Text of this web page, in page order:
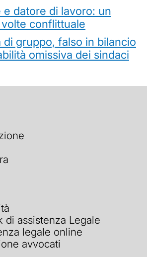
e datore di lavoro: un
conflittuale
di gruppo, falso in bilancio
omissiva dei sindaci
di assistenza Legale
legale online
avvocati